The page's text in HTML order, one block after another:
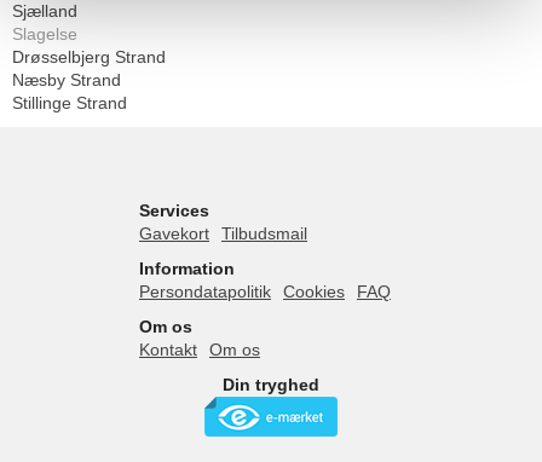
Sjælland
Slagelse
Drøsselbjerg Strand
Næsby Strand
Stillinge Strand
Services
Gavekort
Tilbudsmail
Information
Persondatapolitik
Cookies
FAQ
Om os
Kontakt
Om os
Din tryghed